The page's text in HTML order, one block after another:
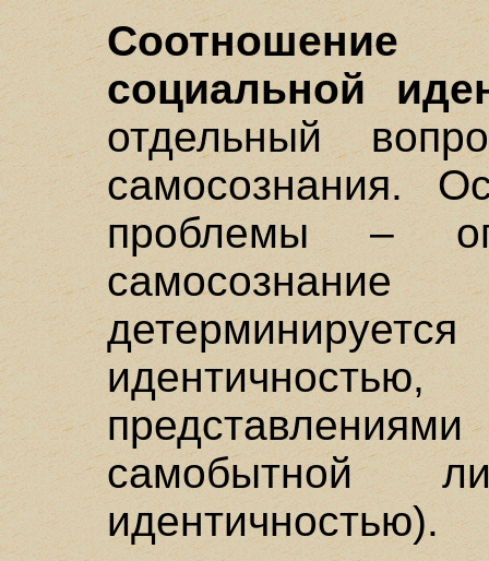
социальной
отдельный
самосознания.
проблемы –
самобытной
идентичностью).